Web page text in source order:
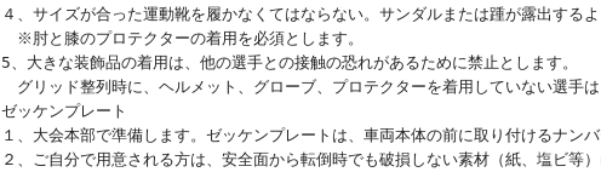
４、サイズが合った運動靴を履かなくてはならない。サンダルまたは踵が露出する
※肘と膝のプロテクターの着用を必須とします。
5、大きな装飾品の着用は、他の選手との接触の恐れがあるために禁止とします。
グリッド整列時に、ヘルメット、グローブ、プロテクターを着用していない選手は
ゼッケンプレート
１、大会本部で準備します。ゼッケンプレートは、車両本体の前に取り付けるナンバ
２、ご自分で用意される方は、安全面から転倒時でも破損しない素材（紙、塩ビ等